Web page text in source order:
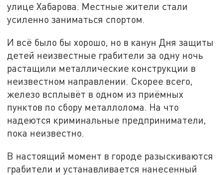
улице Хабарова. Местные жители стали
усиленно заниматься спортом.
И всё было бы хорошо, но в канун Дня защиты
детей неизвестные грабители за одну ночь
растащили металлические конструкции в
неизвестном направлении. Скорее всего,
железо всплывёт в одном из приёмных
пунктов по сбору металлолома. На что
надеются криминальные предприниматели,
пока неизвестно.
В настоящий момент в городе разыскиваются
грабители и устанавливается нанесенный